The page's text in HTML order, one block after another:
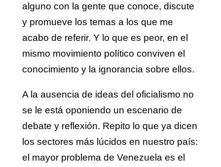
alguno con la gente que conoce, discute
y promueve los temas a los que me
acabo de referir. Y lo que es peor, en el
mismo movimiento político conviven el
conocimiento y la ignorancia sobre ellos.
A la ausencia de ideas del oficialismo no
se le está oponiendo un escenario de
debate y reflexión. Repito lo que ya dicen
los sectores más lúcidos en nuestro país:
el mayor problema de Venezuela es el